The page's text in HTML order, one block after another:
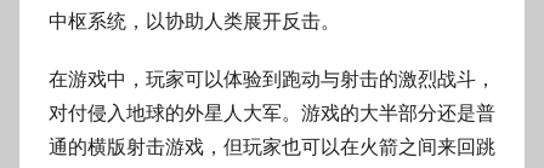
中枢系统，以协助人类展开反击。
在游戏中，玩家可以体验到跑动与射击的激烈战斗，
对付侵入地球的外星人大军。游戏的大半部分还是普
通的横版射击游戏，但玩家也可以在火箭之间来回跳